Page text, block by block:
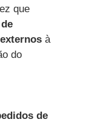
que
à
do
de